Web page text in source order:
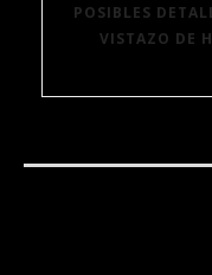
POSIBLES
VISTAZO DE